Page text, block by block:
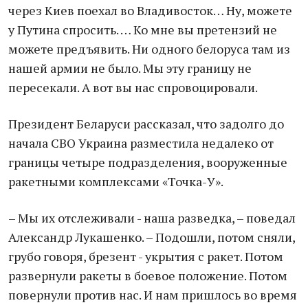
через Киев поехал во Владивосток… Ну, можете
у Путина спросить. … Ко мне вы претензий не
можете предъявить. Ни одного белоруса там из
нашей армии не было. Мы эту границу не
пересекали. А вот вы нас спровоцировали.
Президент Беларуси рассказал, что задолго до
начала СВО Украина разместила недалеко от
границы четыре подразделения, вооруженные
ракетными комплексами «Точка-У».
– Мы их отслеживали - наша разведка, – поведал
Александр Лукашенко. – Подошли, потом сняли,
грубо говоря, брезент - укрытия с ракет. Потом
развернули ракеты в боевое положение. Потом
повернули против нас. И нам пришлось во время